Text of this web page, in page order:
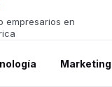
empresarios en
Marketing